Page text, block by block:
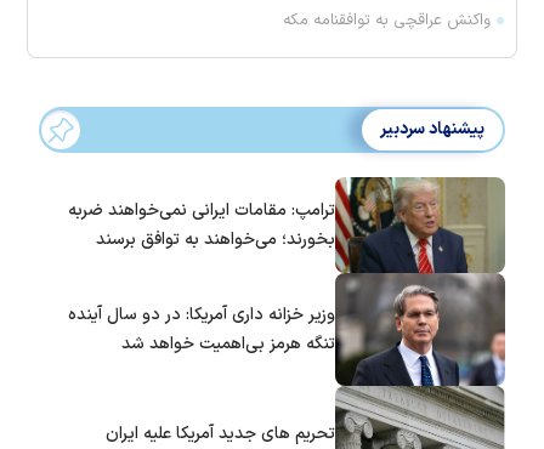
واکنش عراقچی به توافقنامه مکه
پیشنهاد سردبیر
ترامپ: مقامات ایرانی نمی‌خواهند ضربه
بخورند؛ می‌خواهند به توافق برسند
وزیر خزانه داری آمریکا: در دو سال آینده
تنگه هرمز بی‌اهمیت خواهد شد
تحریم های جدید آمریکا علیه ایران